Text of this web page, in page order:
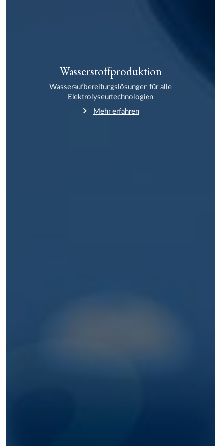
Wasserstoffproduktion
Wasseraufbereitungslösungen für alle
Elektrolyseurtechnologien
Mehr erfahren